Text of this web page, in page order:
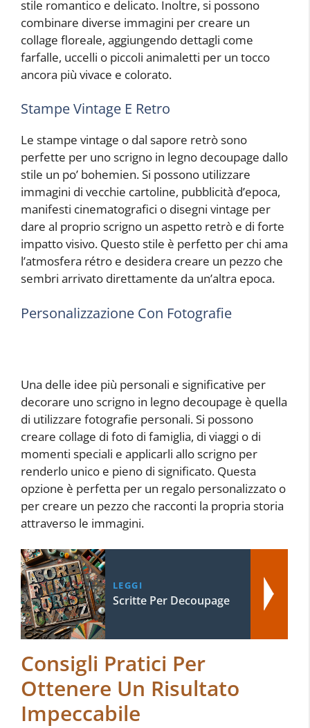
stile romantico e delicato. Inoltre, si possono
combinare diverse immagini per creare un
collage floreale, aggiungendo dettagli come
farfalle, uccelli o piccoli animaletti per un tocco
ancora più vivace e colorato.
Stampe Vintage E Retro
Le stampe vintage o dal sapore retrò sono
perfette per uno scrigno in legno decoupage dallo
stile un po’ bohemien. Si possono utilizzare
immagini di vecchie cartoline, pubblicità d’epoca,
manifesti cinematografici o disegni vintage per
dare al proprio scrigno un aspetto retrò e di forte
impatto visivo. Questo stile è perfetto per chi ama
l’atmosfera rétro e desidera creare un pezzo che
sembri arrivato direttamente da un’altra epoca.
Personalizzazione Con Fotografie
Una delle idee più personali e significative per
decorare uno scrigno in legno decoupage è quella
di utilizzare fotografie personali. Si possono
creare collage di foto di famiglia, di viaggi o di
momenti speciali e applicarli allo scrigno per
renderlo unico e pieno di significato. Questa
opzione è perfetta per un regalo personalizzato o
per creare un pezzo che racconti la propria storia
attraverso le immagini.
LEGGI
Scritte Per Decoupage
Consigli Pratici Per
Ottenere Un Risultato
Impeccabile